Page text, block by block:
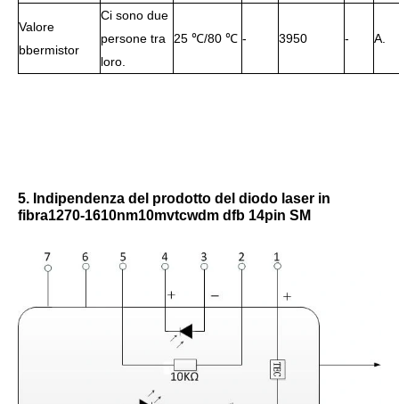
Valore
bbermistor
Ci sono due
persone tra
loro.
25 ℃/80 ℃ - 3950 - A.
5. Indipendenza del prodotto del diodo laser in
fibra1270-1610nm10mvtcwdm dfb 14pin SM